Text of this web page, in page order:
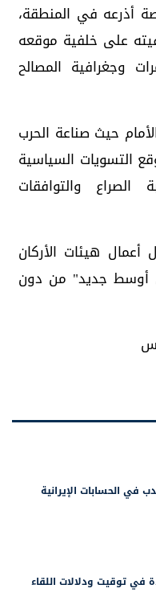
أذرعه في المنطقة،
على خلفية موقعه
وجغرافية المصالح
حيث صناعة الحرب
التسويات السياسية
والتوافقات
هيئات الأركان
أوسط جديد" من دون
في الحسابات الإيرانية
في توقيت ودلالات اللقاء